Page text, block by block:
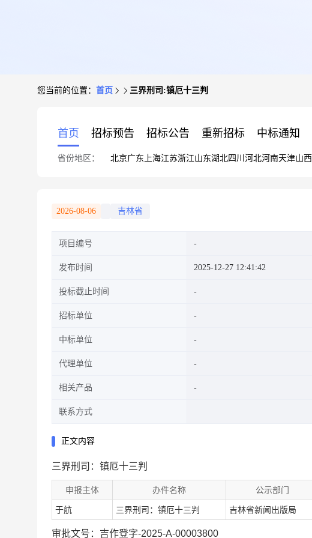
您当前的位置： 首页 三界刑司:镇厄十三判
首页 招标预告 招标公告 重新招标 中标通知
省份地区： 北京广东 上海江苏浙江山东湖北四川 河北河南天津山西
2026-08-06 吉林省
项目编号
发布时间 2025-12-27 12:41:42
投标截止时间
招标单位
中标单位
代理单位
相关产品
联系方式
正文内容
三界刑司：镇厄十三判
申报主体 办件名称 公示部门
于航 三界刑司：镇厄十三判 吉林省新闻出版局
审批文号：吉作登字-2025-A-00003800